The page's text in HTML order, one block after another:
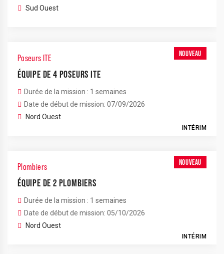
Sud Ouest
NOUVEAU
Poseurs ITE
ÉQUIPE DE 4 POSEURS ITE
Durée de la mission : 1 semaines
Date de début de mission: 07/09/2026
Nord Ouest
INTÉRIM
NOUVEAU
Plombiers
ÉQUIPE DE 2 PLOMBIERS
Durée de la mission : 1 semaines
Date de début de mission: 05/10/2026
Nord Ouest
INTÉRIM